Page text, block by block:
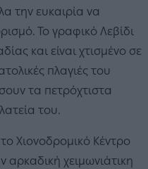
την ευκαιρία να
Το γραφικό Λεβίδι
και είναι χτισμένο σε
πλαγιές του
τα πετρόχτιστα
του.
Χιονοδρομικό Κέντρο
αρκαδική χειμωνιάτικη